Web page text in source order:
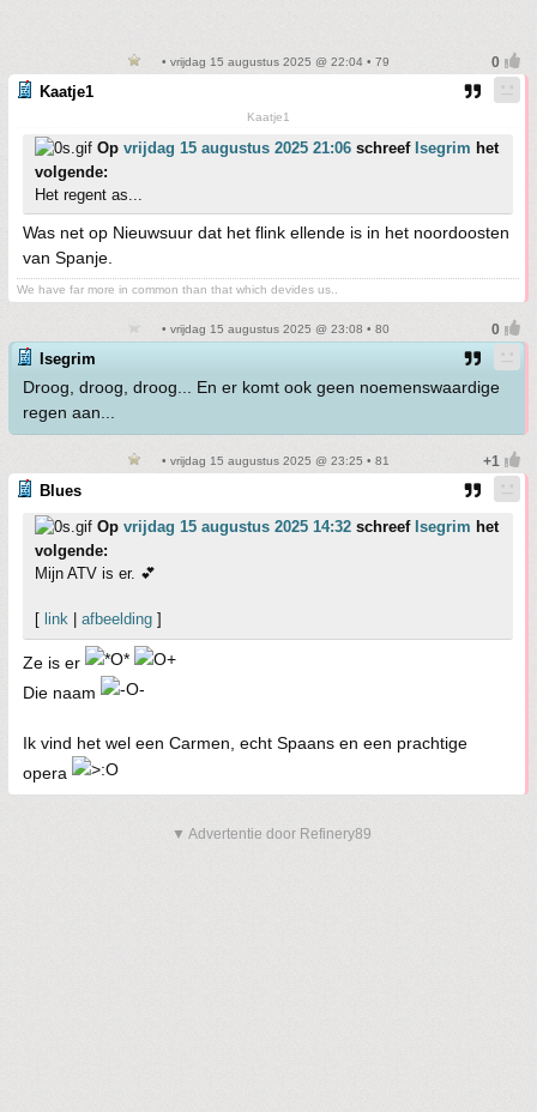
• vrijdag 15 augustus 2025 @ 22:04 • 79
Kaatje1
Kaatje1
Op vrijdag 15 augustus 2025 21:06 schreef Isegrim het
volgende:
Het regent as...
Was net op Nieuwsuur dat het flink ellende is in het noordoosten
van Spanje.
We have far more in common than that which devides us..
• vrijdag 15 augustus 2025 @ 23:08 • 80
Isegrim
Droog, droog, droog... En er komt ook geen noemenswaardige
regen aan...
• vrijdag 15 augustus 2025 @ 23:25 • 81
Blues
Op vrijdag 15 augustus 2025 14:32 schreef Isegrim het
volgende:
Mijn ATV is er. 💕
[ link afbeelding ]
Ze is er
Die naam
Ik vind het wel een Carmen, echt Spaans en een prachtige
opera
▼ Advertentie door Refinery89